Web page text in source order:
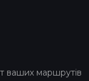
ваших маршрутів